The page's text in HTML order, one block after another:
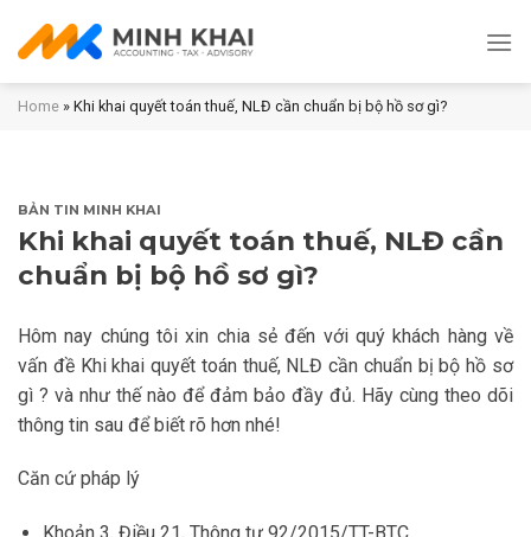
Home » Khi khai quyết toán thuế, NLĐ cần chuẩn bị bộ hồ sơ gì?
BẢN TIN MINH KHAI
Khi khai quyết toán thuế, NLĐ cần
chuẩn bị bộ hồ sơ gì?
Hôm nay chúng tôi xin chia sẻ đến với quý khách hàng về
vấn đề Khi khai quyết toán thuế, NLĐ cần chuẩn bị bộ hồ sơ
gì ? và như thế nào để đảm bảo đầy đủ. Hãy cùng theo dõi
thông tin sau để biết rõ hơn nhé!
Căn cứ pháp lý